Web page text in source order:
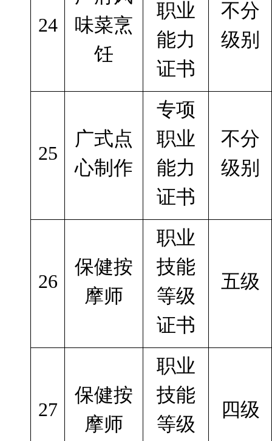
24
味菜烹
饪
职业
能力
证书
不分
级别
25
广式点
心制作
专项
职业
能力
证书
不分
级别
26
保健按
摩师
职业
技能
等级
证书
五级
27
保健按
摩师
职业
技能
等级
四级